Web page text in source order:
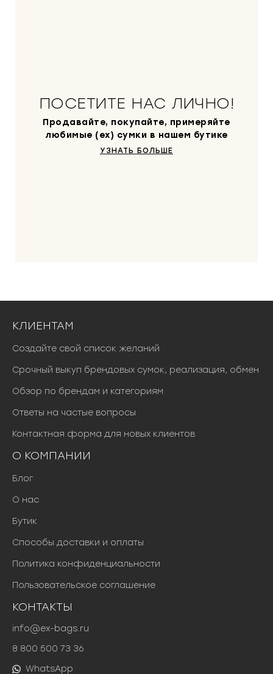
ПОСЕТИТЕ НАС ЛИЧНО!
Продавайте, покупайте, примеряйте
любимые (ex) сумки в нашем бутике
УЗНАТЬ БОЛЬШЕ
КЛИЕНТАМ
Создайте свой список желаний
Срочный выкуп брендовых сумок, реализация, обмен
Обзор по брендам и категориям
Ответы на частые вопросы
Контактная форма для новых клиентов
О КОМПАНИИ
Блог
О нас
Бутик
Способы доставки и оплаты
Политика конфиденциальности
Пользовательское соглашение
КОНТАКТЫ
info@ex-bags.ru
8 800 500 73 36
WhatsApp